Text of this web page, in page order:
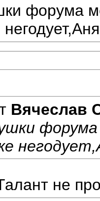
форума
Вячеслав
не